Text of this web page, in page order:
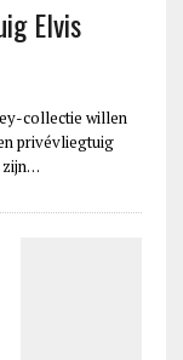
Elvis
collectie willen
privévliegtuig
zijn…